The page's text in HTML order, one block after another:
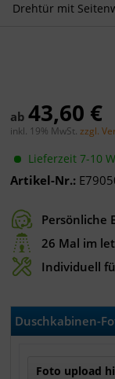
Drehtür mit
ab 43,60 €
inkl. 19% MwSt. zzgl.
Lieferzeit 7-10
Artikel-Nr.:
Persönliche
26 Mal im
Individuell
Duschkabinen-
Foto upload